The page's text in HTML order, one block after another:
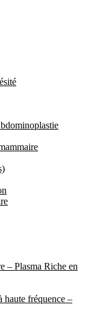
– Plasma Riche en
haute fréquence –